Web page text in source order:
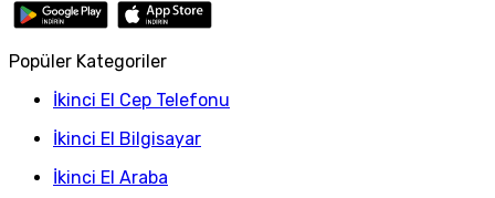
Popüler Kategoriler
İkinci El Cep Telefonu
İkinci El Bilgisayar
İkinci El Araba